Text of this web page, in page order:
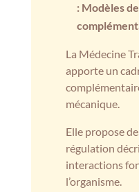
: Modèles
La Médecine
apporte un
mécanique.
Elle propose
régulation
interactions
l’organisme.